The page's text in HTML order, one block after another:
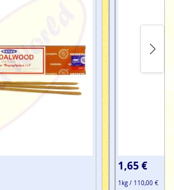
1,65 €
1kg / 110,00 €